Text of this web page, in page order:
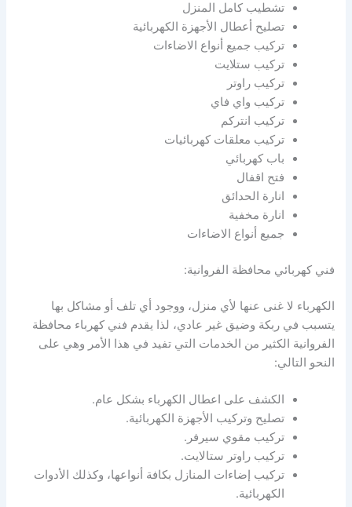
تشطيب كامل المنزل
تصليح أعطال الأجهزة الكهربائية
تركيب جميع أنواع الاضاءات
تركيب ستلايت
تركيب راوتر
تركيب واي فاي
تركيب انتركم
تركيب معلقات كهربائيات
باب كهربائي
فتح اقفال
انارة الحدائق
انارة مخفية
جميع أنواع الاضاءات
فني كهربائي محافظة الفروانية:
الكهرباء لا غنى عنها لأي منزل، ووجود أي تلف أو مشاكل بها
يتسبب في ربكة وضيق غير عادي، لذا يقدم فني كهرباء محافظة
الفروانية الكثير من الخدمات التي تفيد في هذا الأمر وهي على
النحو التالي:
الكشف على اعطال الكهرباء بشكل عام.
تصليح وتركيب الأجهزة الكهربائية.
تركيب مقوي سيرفر.
تركيب راوتر ستالايت.
تركيب إضاءات المنازل بكافة أنواعها، وكذلك الأدوات
الكهربائية.